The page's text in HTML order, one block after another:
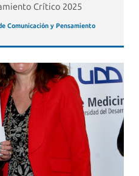
Crítico 2025
Comunicación y Pensamiento